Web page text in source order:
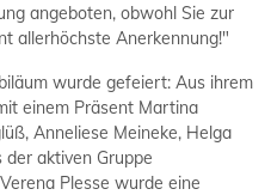
angeboten, obwohl Sie zur
allerhöchste Anerkennung!"
wurde gefeiert: Aus ihrem
einem Präsent Martina
Anneliese Meineke, Helga
aktiven Gruppe
Plesse wurde eine